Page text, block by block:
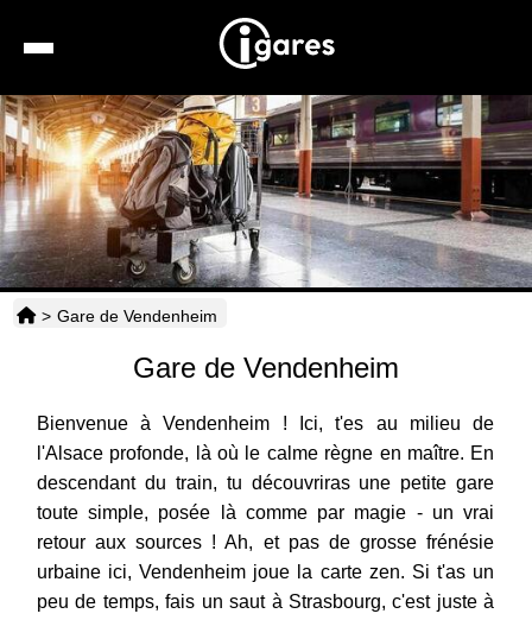
Recherche
Location de voiture
Hôtels
Taxis
> Gare de Vendenheim
Gare de Vendenheim
Bienvenue à Vendenheim ! Ici, t'es au milieu de
l'Alsace profonde, là où le calme règne en maître. En
descendant du train, tu découvriras une petite gare
toute simple, posée là comme par magie - un vrai
retour aux sources ! Ah, et pas de grosse frénésie
urbaine ici, Vendenheim joue la carte zen. Si t'as un
peu de temps, fais un saut à Strasbourg, c'est juste à